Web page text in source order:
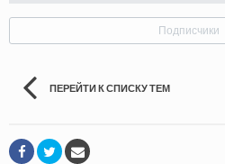
Подписчики
ПЕРЕЙТИ К СПИСКУ ТЕМ